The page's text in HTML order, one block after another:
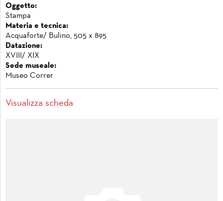
Oggetto:
Stampa
Materia e tecnica:
Acquaforte/ Bulino, 505 x 895
Datazione:
XVIII/ XIX
Sede museale:
Museo Correr
Visualizza scheda